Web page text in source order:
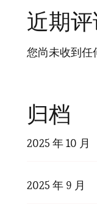
近期
您尚未收到任
归档
2025 年 10 月
2025 年 9 月